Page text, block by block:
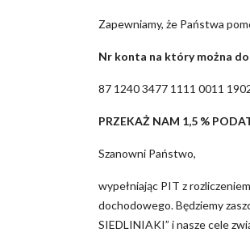
Zapewniamy, że Państwa
Nr konta na który można
87 1240 3477 1111 0011
PRZEKAŻ NAM 1,5 %
Szanowni Państwo,
wypełniając PIT z
dochodowego. Będziemy
SIEDLINIAKI” i nasze cele